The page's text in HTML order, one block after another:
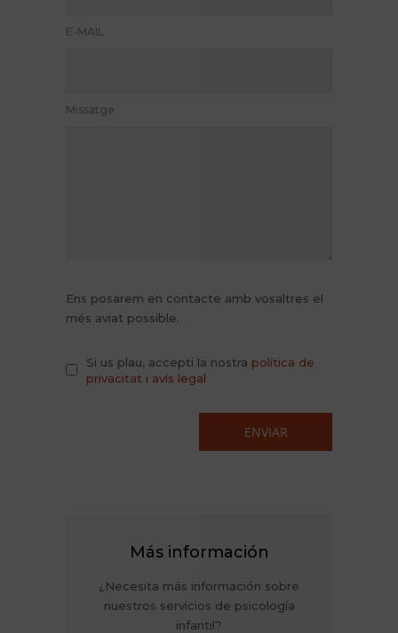
E-MAIL
Missatge
Ens posarem en contacte amb vosaltres el
més aviat possible.
Si us plau, accepti la nostra política de
privacitat i avís legal
Más información
¿Necesita más información sobre
nuestros servicios de psicología
infantil?